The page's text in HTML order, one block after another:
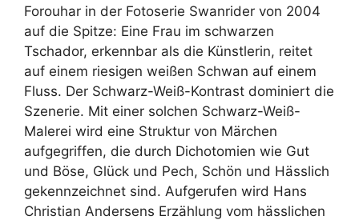
Forouhar in der Fotoserie Swanrider von 2004
auf die Spitze: Eine Frau im schwarzen
Tschador, erkennbar als die Künstlerin, reitet
auf einem riesigen weißen Schwan auf einem
Fluss. Der Schwarz-Weiß-Kontrast dominiert die
Szenerie. Mit einer solchen Schwarz-Weiß-
Malerei wird eine Struktur von Märchen
aufgegriffen, die durch Dichotomien wie Gut
und Böse, Glück und Pech, Schön und Hässlich
gekennzeichnet sind. Aufgerufen wird Hans
Christian Andersens Erzählung vom hässlichen